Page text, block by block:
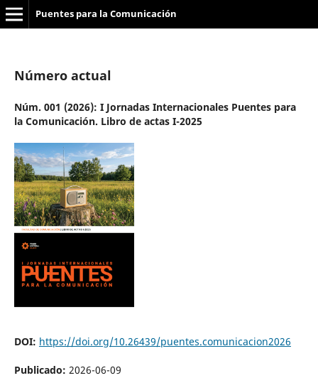
Puentes para la Comunicación
Número actual
Núm. 001 (2026): I Jornadas Internacionales Puentes para
la Comunicación. Libro de actas I-2025
DOI: https://doi.org/10.26439/puentes.comunicacion2026
Publicado: 2026-06-09